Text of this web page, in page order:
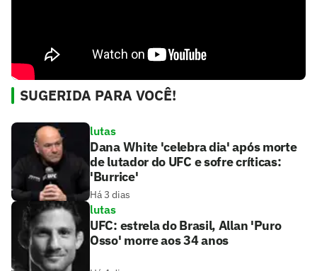
SUGERIDA PARA VOCÊ!
lutas
Dana White 'celebra dia' após morte
de lutador do UFC e sofre críticas:
'Burrice'
Há 3 dias
lutas
UFC: estrela do Brasil, Allan 'Puro
Osso' morre aos 34 anos